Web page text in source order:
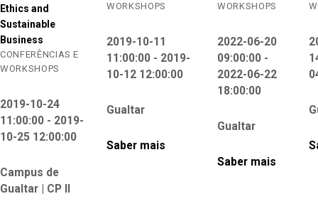
Ethics and
Sustainable
Business
CONFERÊNCIAS E
WORKSHOPS
2019-10-24
11:00:00 - 2019-
10-25 12:00:00
Campus de
Gualtar | CP II
WORKSHOPS
2019-10-11
11:00:00 - 2019-
10-12 12:00:00
Gualtar
Saber mais
WORKSHOPS
2022-06-20
09:00:00 -
2022-06-22
18:00:00
Gualtar
Saber mais